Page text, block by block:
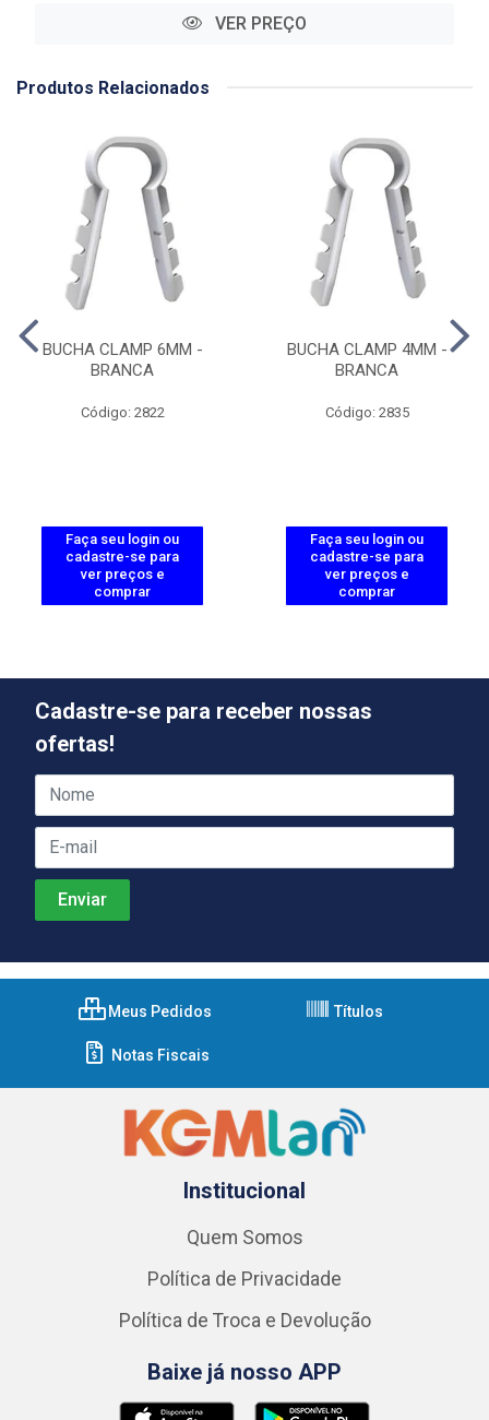
VER PREÇO
Produtos Relacionados
BUCHA CLAMP 6MM -
BRANCA
Código: 2822
Faça seu login ou
cadastre-se para
ver preços e
comprar
BUCHA CLAMP 4MM -
BRANCA
Código: 2835
Faça seu login ou
cadastre-se para
ver preços e
comprar
Cadastre-se para receber nossas
ofertas!
Meus Pedidos Títulos
Notas Fiscais
Institucional
Quem Somos
Política de Privacidade
Política de Troca e Devolução
Baixe já nosso APP